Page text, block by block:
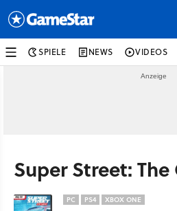
SPIELE NEWS VIDEOS
Super Street: The
PC PS4 XBOX ONE